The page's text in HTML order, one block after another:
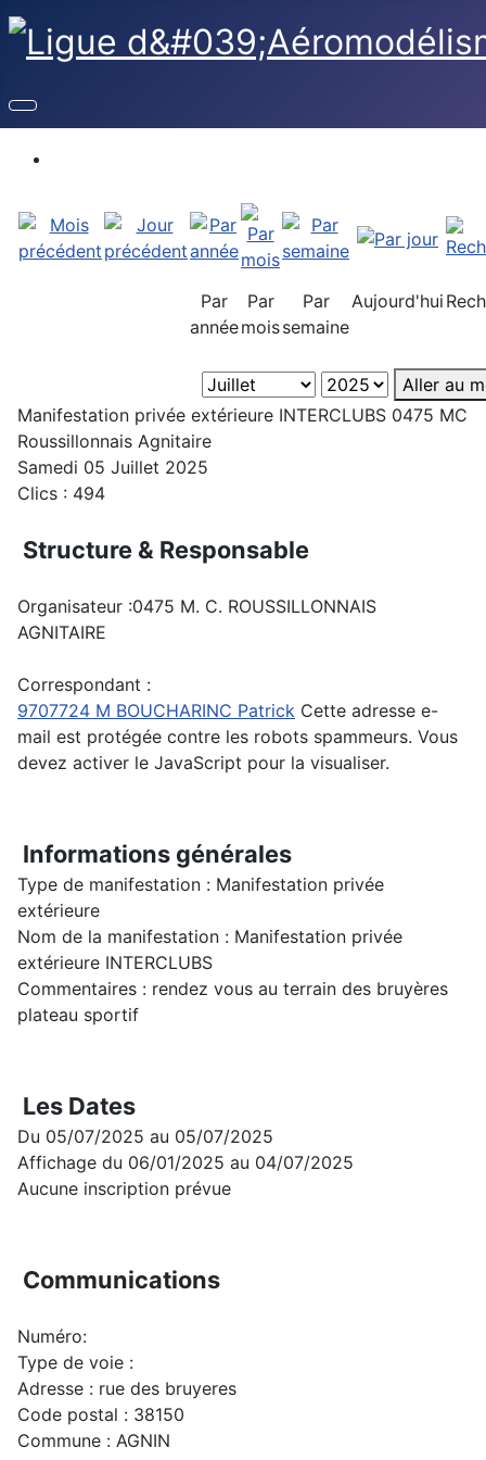
Par
année
Par
mois
Par
semaine
Aujourd'hui
Aller au
Manifestation privée extérieure INTERCLUBS 0475 MC
Roussillonnais Agnitaire
Samedi 05 Juillet 2025
Clics : 494
Structure & Responsable
Organisateur :0475 M. C. ROUSSILLONNAIS
AGNITAIRE
Correspondant :
9707724 M BOUCHARINC Patrick Cette adresse e-
mail est protégée contre les robots spammeurs. Vous
devez activer le JavaScript pour la visualiser.
Informations générales
Type de manifestation : Manifestation privée
extérieure
Nom de la manifestation : Manifestation privée
extérieure INTERCLUBS
Commentaires : rendez vous au terrain des bruyères
plateau sportif
Les Dates
Du 05/07/2025 au 05/07/2025
Affichage du 06/01/2025 au 04/07/2025
Aucune inscription prévue
Communications
Numéro:
Type de voie :
Adresse : rue des bruyeres
Code postal : 38150
Commune : AGNIN